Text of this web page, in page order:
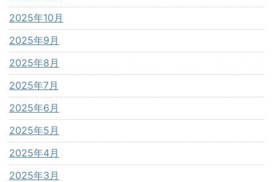
2025年10月
2025年9月
2025年8月
2025年7月
2025年6月
2025年5月
2025年4月
2025年3月